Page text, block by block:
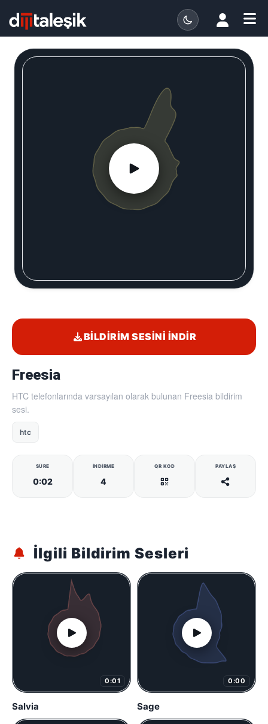
Freesia
HTC telefonlarında varsayılan olarak bulunan Freesia bildirim
sesi.
htc
SÜRE
0:02
İNDIRME
4
QR KOD PAYLAŞ
BILDIRIM SESINI İNDIR
İlgili Bildirim Sesleri
0:01
Salvia
0:00
Sage